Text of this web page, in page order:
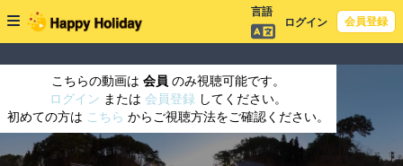
言語
ログイン
会員登録
こちらの動画は 会員 のみ視聴可能です。
ログイン または 会員登録 してください。
初めての方は こちら からご視聴方法をご確認ください。